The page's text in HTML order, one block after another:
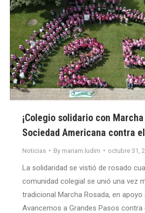
¡Colegio solidario con
Sociedad Americana contra
Noticias By mariam.ludim octubre 31,
La solidaridad se vistió de rosado
comunidad colegial se unió una vez
tradicional Marcha Rosada, en apoyo
Avancemos a Grandes Pasos contra